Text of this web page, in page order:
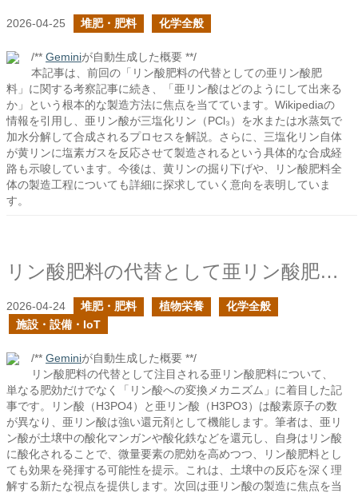
2026-04-25 堆肥・肥料 化学全般
/** Geminiが自動生成した概要 **/
本記事は、前回の「リン酸肥料の代替としての亜リン酸肥
料」に関する考察記事に続き、「亜リン酸はどのようにして出来る
か」という根本的な製造方法に焦点を当てています。Wikipediaの
情報を引用し、亜リン酸が三塩化リン（PCl₃）を水または水蒸気で
加水分解して合成されるプロセスを解説。さらに、三塩化リン自体
が黄リンに塩素ガスを反応させて製造されるという具体的な合成経
路も示唆しています。今後は、黄リンの掘り下げや、リン酸肥料全
体の製造工程についても詳細に探求していく意向を表明していま
す。
リン酸肥料の代替として亜リン酸肥料を使っても良いか？
2026-04-24 堆肥・肥料 植物栄養
化学全般
施設・設備・IoT
/** Geminiが自動生成した概要 **/
リン酸肥料の代替として注目される亜リン酸肥料について、
単なる肥効だけでなく「リン酸への変換メカニズム」に着目した記
事です。リン酸（H3PO4）と亜リン酸（H3PO3）は酸素原子の数
が異なり、亜リン酸は強い還元剤として機能します。筆者は、亜リ
ン酸が土壌中の酸化マンガンや酸化鉄などを還元し、自身はリン酸
に酸化されることで、微量要素の肥効を高めつつ、リン酸肥料とし
ても効果を発揮する可能性を提示。これは、土壌中の反応を深く理
解する新たな視点を提供します。次回は亜リン酸の製造に焦点を当